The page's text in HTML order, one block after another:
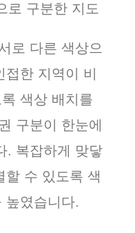
로 구분한 지도
로 다른 색상으
한 지역이 비
색상 배치를
구분이 한눈에
. 복잡하게 맞닿
할 수 있도록 색
높였습니다.